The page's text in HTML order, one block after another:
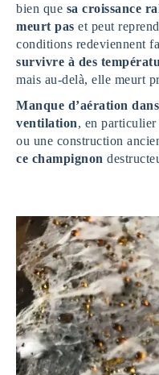
bien que sa croissance
meurt pas et peut
conditions redeviennent
survivre à des
mais au-delà, elle meurt
Manque d’aération
ventilation, en particulier
ou une construction
ce champignon